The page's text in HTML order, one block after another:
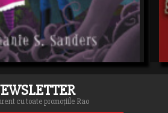
cu toate promoțiile Rao